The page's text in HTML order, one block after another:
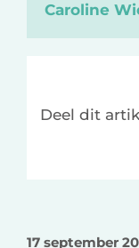
Caroline
Deel dit
17 september